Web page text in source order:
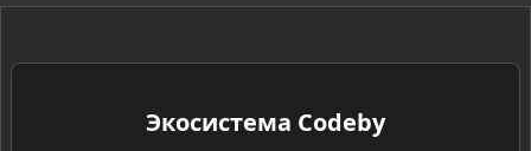
Экосистема Codeby